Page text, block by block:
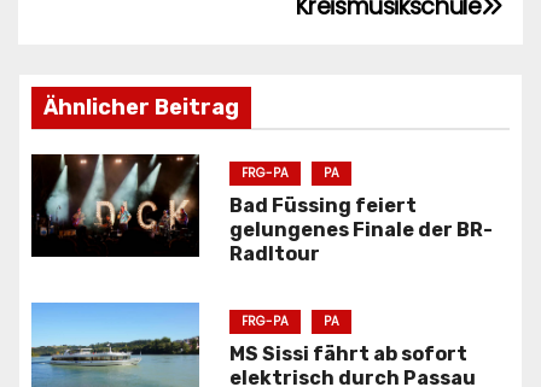
t
r
a
g
n
Kreismusikschule
Ähnlicher Beitrag
FRG-PA PA
Bad Füssing feiert
gelungenes Finale der BR-
Radltour
FRG-PA PA
MS Sissi fährt ab sofort
elektrisch durch Passau